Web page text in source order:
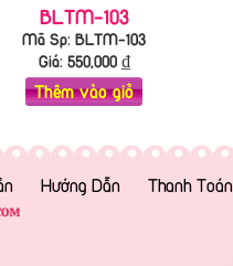
BLTM-103
Mã Sp: BLTM-103
Giá: 550,000₫
Thêm vào giỏ
Hướng Dẫn Thanh Toán